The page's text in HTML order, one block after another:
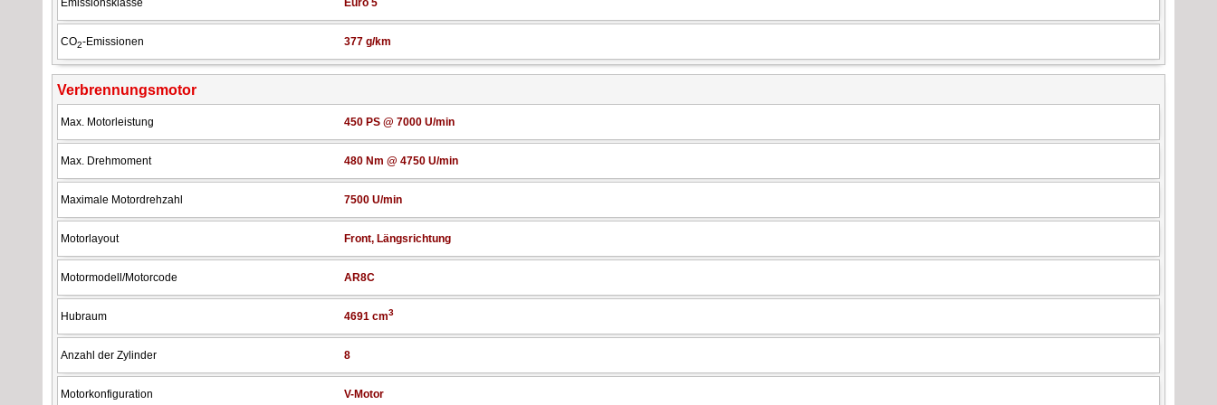
Emissionsklasse Euro 5
CO2-Emissionen 377 g/km
Verbrennungsmotor
Max. Motorleistung 450 PS @ 7000 U/min
Max. Drehmoment 480 Nm @ 4750 U/min
Maximale Motordrehzahl 7500 U/min
Motorlayout Front, Längsrichtung
Motormodell/Motorcode AR8C
Hubraum 4691 cm3
Anzahl der Zylinder 8
Motorkonfiguration V-Motor